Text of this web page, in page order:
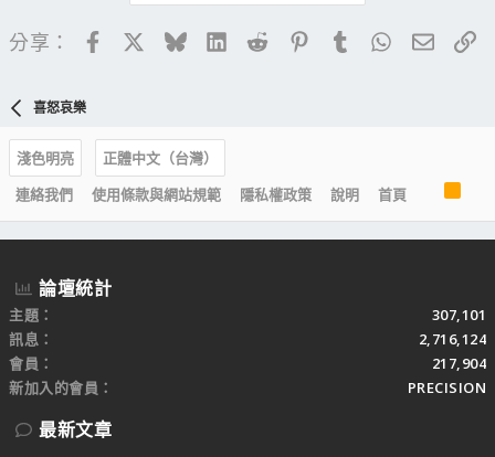
分享： FacebookBlueskyLinkedIn
Reddit PinterestTumblrWhatsApp
電子
喜怒哀樂
淺色明亮
正體中文（台灣）
連絡我們
使用條款與網站規範 隱私權政策 說明 首頁
S
論壇統計
主題
307,101
訊息
2,716,124
會員
217,904
新加入的會員
PRECISION
最新文章